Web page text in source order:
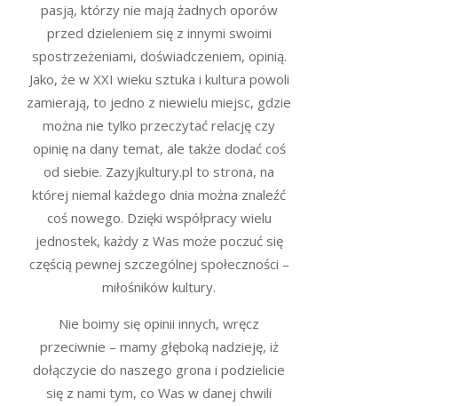
pasją, którzy nie mają żadnych oporów
przed dzieleniem się z innymi swoimi
spostrzeżeniami, doświadczeniem, opinią.
Jako, że w XXI wieku sztuka i kultura powoli
zamierają, to jedno z niewielu miejsc, gdzie
można nie tylko przeczytać relację czy
opinię na dany temat, ale także dodać coś
od siebie. Zazyjkultury.pl to strona, na
której niemal każdego dnia można znaleźć
coś nowego. Dzięki współpracy wielu
jednostek, każdy z Was może poczuć się
częścią pewnej szczególnej społeczności –
miłośników kultury.
Nie boimy się opinii innych, wręcz
przeciwnie – mamy głęboką nadzieję, iż
dołączycie do naszego grona i podzielicie
się z nami tym, co Was w danej chwili